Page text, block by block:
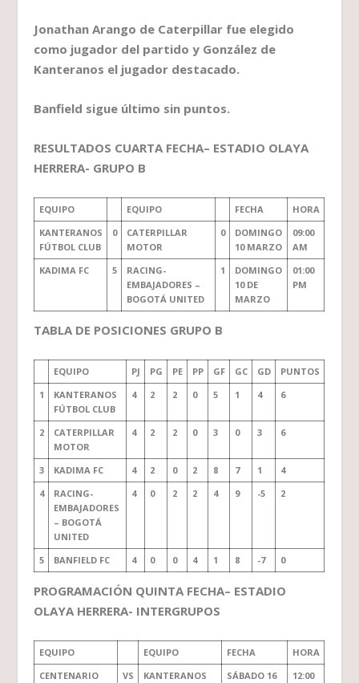
Jonathan Arango de Caterpillar fue elegido
como jugador del partido y González de
Kanteranos el jugador destacado.
Banfield sigue último sin puntos.
RESULTADOS CUARTA FECHA– ESTADIO OLAYA
HERRERA- GRUPO B
EQUIPO EQUIPO FECHA
HORA
KANTERANOS
FÚTBOL CLUB
0
CATERPILLAR
MOTOR
0
DOMINGO
10 MARZO
09:00
AM
KADIMA FC
5
RACING-
EMBAJADORES –
BOGOTÁ UNITED
1
DOMINGO
10 DE
MARZO
01:00
PM
TABLA DE POSICIONES GRUPO B
EQUIPO PJ PG PE PP GF GC GD
PUNTOS
1
KANTERANOS
FÚTBOL CLUB
4 2 2 0 5 1 4 6
2
CATERPILLAR
MOTOR
4 2 2 0 3 0 3 6
3 KADIMA FC 4 2 0 2 8 7 1
4
4
RACING-
EMBAJADORES
– BOGOTÁ
UNITED
4 0 2 2 4 9 -5 2
5 BANFIELD FC 4 0 0 4 1 8 -7 0
PROGRAMACIÓN QUINTA FECHA– ESTADIO
OLAYA HERRERA- INTERGRUPOS
EQUIPO EQUIPO FECHA
HORA
CENTENARIO
VS
KANTERANOS
SÁBADO 16
12:00